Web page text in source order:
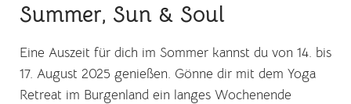
Summer, Sun & Soul
Eine Auszeit für dich im Sommer kannst du von 14. bis
17. August 2025 genießen. Gönne dir mit dem Yoga
Retreat im Burgenland ein langes Wochenende